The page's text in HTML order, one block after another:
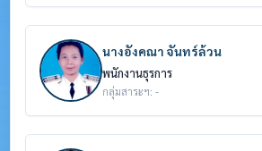
นางอังคณา จันทร์ล้วน
พนักงานธุรการ
กลุ่มสาระฯ: -